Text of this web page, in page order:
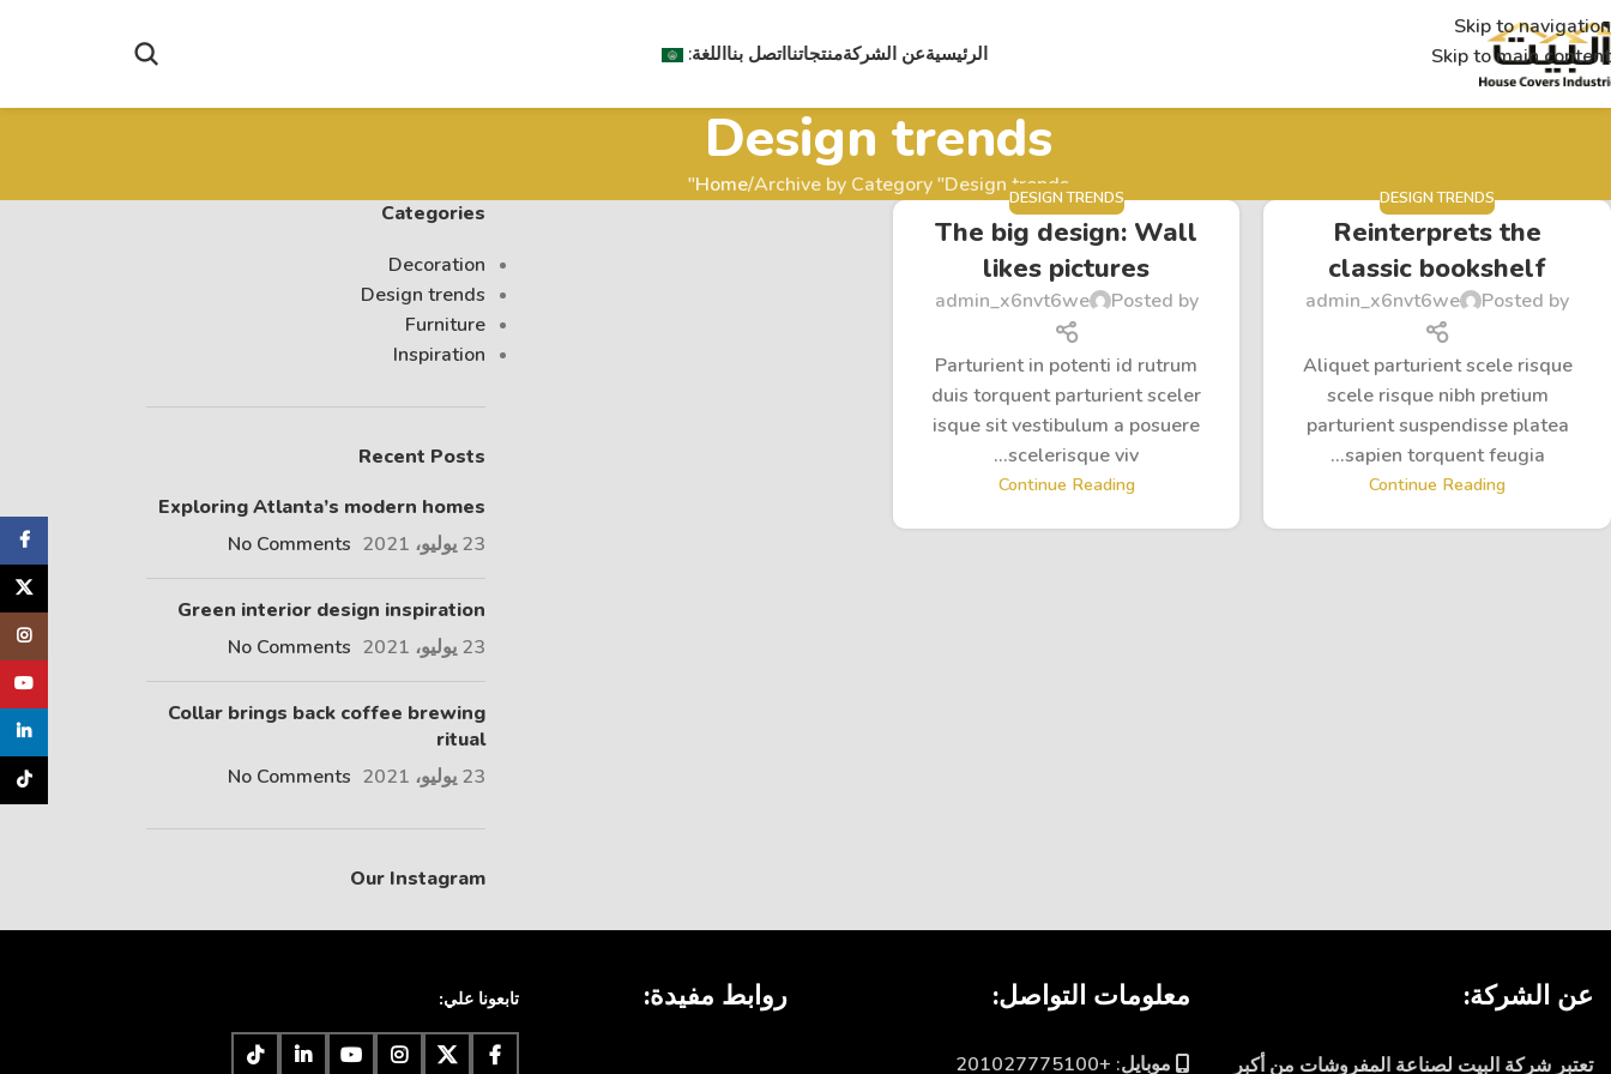
Skip to navigation
Skip to main content
الرئيسيةعن الشركةمنتجاتنااتصل بنااللغة:
Design trends
Home Archive by Category "Design trends" DESIGN TRENDS
Reinterprets the
classic bookshelf
Posted by
admin_x6nvt6we
Aliquet parturient scele risque
scele risque nibh pretium
parturient suspendisse platea
sapien torquent feugia...
Continue Reading
DESIGN TRENDS
The big design: Wall
likes pictures
Posted by
admin_x6nvt6we
Parturient in potenti id rutrum
duis torquent parturient sceler
isque sit vestibulum a posuere
scelerisque viv...
Continue Reading
Categories
Decoration
Design trends
Furniture
Inspiration
Recent Posts
Exploring Atlanta’s modern homes
23 يوليو، 2021
No Comments
Green interior design inspiration
23 يوليو، 2021
No Comments
Collar brings back coffee brewing
ritual
23 يوليو، 2021
No Comments
Our Instagram
عن الشركة:
تعتبر شركة البيت لصناعة المفروشات من أكبر
معلومات التواصل:
موبايل: +201027775100
روابط مفيدة: تابعونا علي: